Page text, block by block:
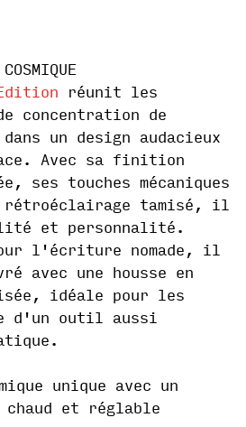
réunit les
concentration de
un design audacieux
Avec sa finition
ses touches mécaniques
rétroéclairage tamisé, il
et personnalité.
l'écriture nomade, il
avec une housse en
idéale pour les
d'un outil aussi
unique avec un
et réglable